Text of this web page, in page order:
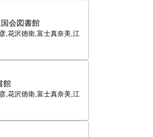
国会図書館
,花沢徳衛,富士真奈美,江
館
,花沢徳衛,富士真奈美,江